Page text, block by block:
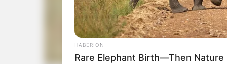
HABERION
Rare Elephant Birth—Then Nature